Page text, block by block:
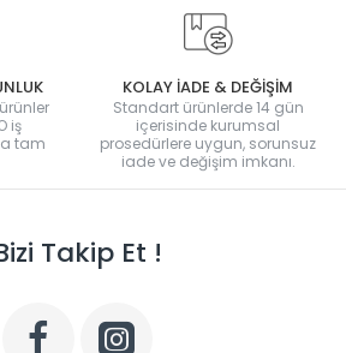
ürünler
iş
tam
KOLAY İADE & DEĞİŞİM
Standart ürünlerde 14 gün
içerisinde kurumsal
prosedürlere uygun, sorunsuz
iade ve değişim imkanı.
Takip Et !